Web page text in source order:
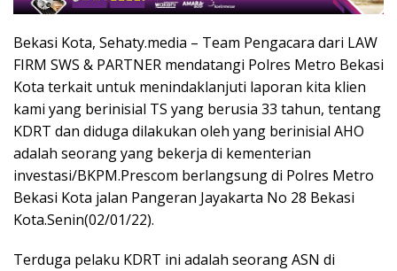
Bekasi Kota, Sehaty.media – Team Pengacara dari LAW
FIRM SWS & PARTNER mendatangi Polres Metro Bekasi
Kota terkait untuk menindaklanjuti laporan kita klien
kami yang berinisial TS yang berusia 33 tahun, tentang
KDRT dan diduga dilakukan oleh yang berinisial AHO
adalah seorang yang bekerja di kementerian
investasi/BKPM.Prescom berlangsung di Polres Metro
Bekasi Kota jalan Pangeran Jayakarta No 28 Bekasi
Kota.Senin(02/01/22).
Terduga pelaku KDRT ini adalah seorang ASN di